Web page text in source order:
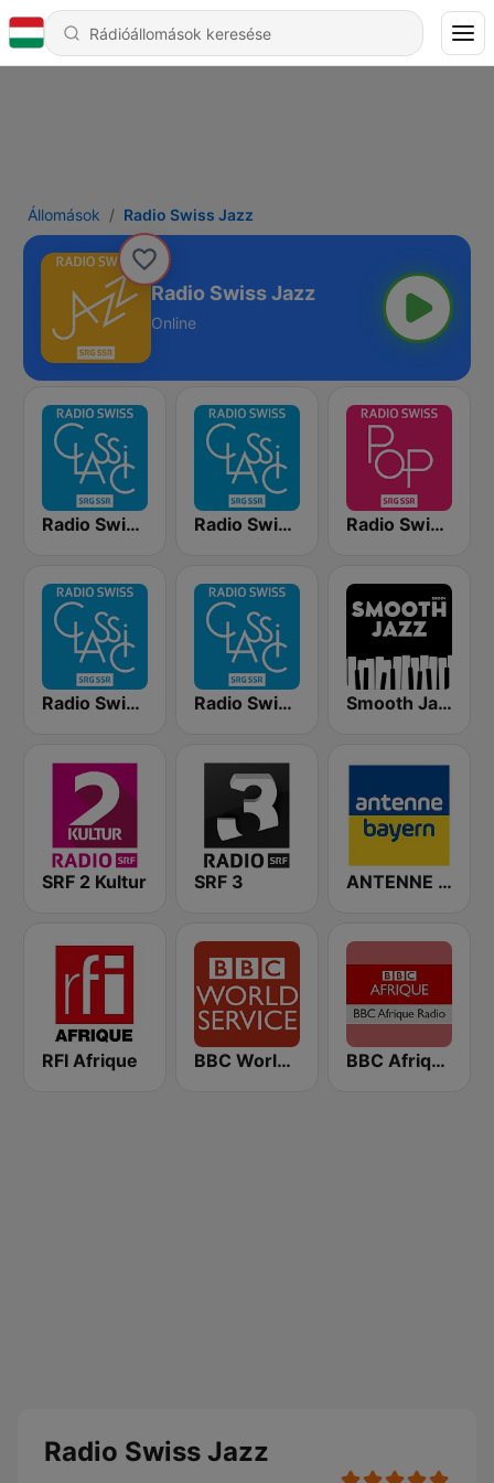
Állomások Radio Swiss Jazz
Radio Swiss Jazz
Online
Radio Swiss Classic DE Radio Swiss Classic FR Radio Swiss Pop
Radio Swiss Classic EN Radio Swiss Classic IT Smooth Jazz - Groov
SRF 2 Kultur SRF 3 ANTENNE BAYERN
RFI Afrique BBC World Service BBC Afrique
Radio Swiss Jazz